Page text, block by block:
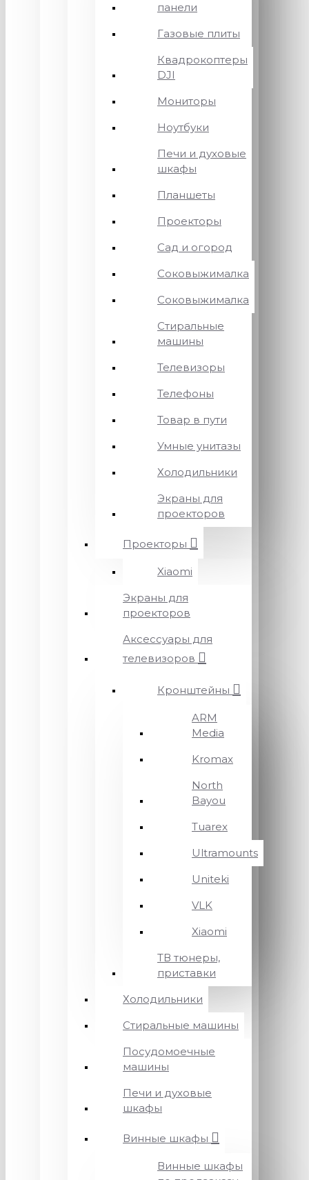
панели
Газовые плиты
Квадрокоптеры
DJI
Мониторы
Ноутбуки
Печи и духовые
шкафы
Планшеты
Проекторы
Сад и огород
Соковыжималка
Соковыжималка
Стиральные
машины
Телевизоры
Телефоны
Товар в пути
Умные унитазы
Холодильники
Экраны для
проекторов
Проекторы
Xiaomi
Экраны для
проекторов
Аксессуары для
телевизоров
Кронштейны
ARM
Media
Kromax
North
Bayou
Tuarex
Ultramounts
Uniteki
VLK
Xiaomi
ТВ тюнеры,
приставки
Холодильники
Стиральные машины
Посудомоечные
машины
Печи и духовые
шкафы
Винные шкафы
Винные шкафы